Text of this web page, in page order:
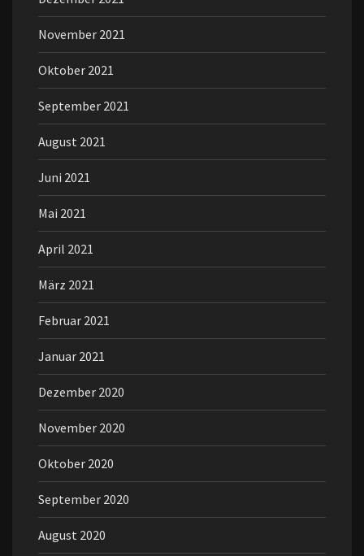
November 2021
Oktober 2021
September 2021
August 2021
Juni 2021
Mai 2021
April 2021
März 2021
Februar 2021
Januar 2021
Dezember 2020
November 2020
Oktober 2020
September 2020
August 2020